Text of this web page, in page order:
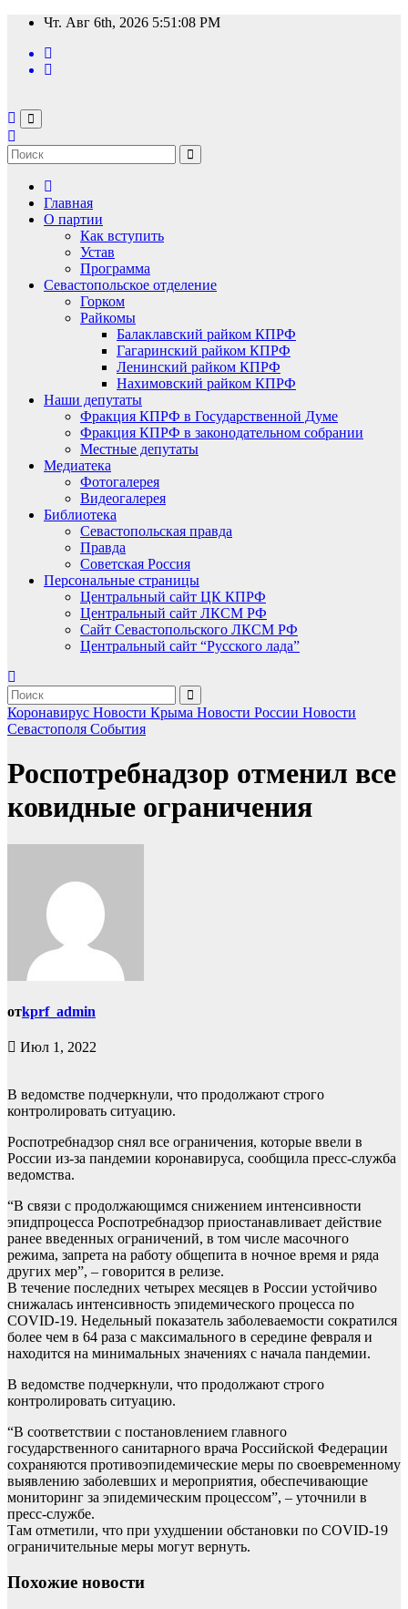
Перейти
содержимому
Чт. Авг 6th, 2026 5:51:08 PM
Главная
О партии
Как вступить
Устав
Программа
Севастопольское отделение
Горком
Райкомы
Балаклавский райком КПРФ
Гагаринский райком КПРФ
Ленинский райком КПРФ
Нахимовский райком КПРФ
Наши депутаты
Фракция КПРФ в Государственной Думе
Фракция КПРФ в законодательном собрании
Местные депутаты
Медиатека
Фотогалерея
Видеогалерея
Библиотека
Севастопольская правда
Правда
Советская Россия
Персональные страницы
Центральный сайт ЦК КПРФ
Центральный сайт ЛКСМ РФ
Сайт Севастопольского ЛКСМ РФ
Центральный сайт “Русского лада”
Коронавирус Новости Крыма Новости России Новости
Севастополя События
Роспотребнадзор отменил все
ковидные ограничения
отkprf_admin
Июл 1, 2022
В ведомстве подчеркнули, что продолжают строго
контролировать ситуацию.
Роспотребнадзор снял все ограничения, которые ввели в
России из-за пандемии коронавируса, сообщила пресс-служба
ведомства.
“В связи с продолжающимся снижением интенсивности
эпидпроцесса Роспотребнадзор приостанавливает действие
ранее введенных ограничений, в том числе масочного
режима, запрета на работу общепита в ночное время и ряда
других мер”, – говорится в релизе.
В течение последних четырех месяцев в России устойчиво
снижалась интенсивность эпидемического процесса по
COVID-19. Недельный показатель заболеваемости сократился
более чем в 64 раза с максимального в середине февраля и
находится на минимальных значениях с начала пандемии.
В ведомстве подчеркнули, что продолжают строго
контролировать ситуацию.
“В соответствии с постановлением главного
государственного санитарного врача Российской Федерации
сохраняются противоэпидемические меры по своевременному
выявлению заболевших и мероприятия, обеспечивающие
мониторинг за эпидемическим процессом”, – уточнили в
пресс-службе.
Там отметили, что при ухудшении обстановки по COVID-19
ограничительные меры могут вернуть.
Похожие новости